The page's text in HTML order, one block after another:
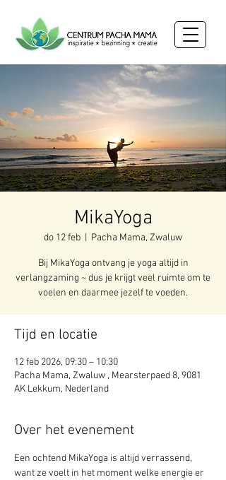
MikaYoga
do 12 feb Pacha Mama, Zwaluw
Bij MikaYoga ontvang je yoga altijd in
verlangzaming ~ dus je krijgt veel ruimte om te
voelen en daarmee jezelf te voeden.
Tijd en locatie
12 feb 2026, 09:30 – 10:30
Pacha Mama, Zwaluw , Mearsterpaed 8, 9081
AK Lekkum, Nederland
Over het evenement
Een ochtend MikaYoga is altijd verrassend,
want ze voelt in het moment welke energie er